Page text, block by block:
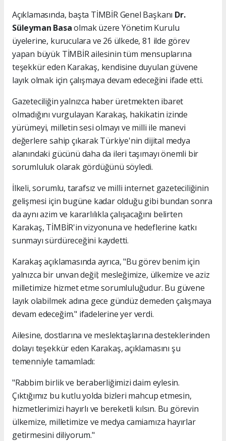
Açıklamasında, başta TİMBİR Genel Başkanı Dr.
Süleyman Basaolmak üzere Yönetim Kurulu
üyelerine, kuruculara ve 26 ülkede, 81 ilde görev
yapan büyük TİMBİR ailesinin tüm mensuplarına
teşekkür eden Karakaş, kendisine duyulan güvene
layık olmak için çalışmaya devam edeceğini ifade etti.
Gazeteciliğin yalnızca haber üretmekten ibaret
olmadığını vurgulayan Karakaş, hakikatin izinde
yürümeyi, milletin sesi olmayı ve milli ile manevi
değerlere sahip çıkarak Türkiye'nin dijital medya
alanındaki gücünü daha da ileri taşımayı önemli bir
sorumluluk olarak gördüğünü söyledi.
İlkeli, sorumlu, tarafsız ve milli internet gazeteciliğinin
gelişmesi için bugüne kadar olduğu gibi bundan sonra
da aynı azim ve kararlılıkla çalışacağını belirten
Karakaş, TİMBİR'in vizyonuna ve hedeflerine katkı
sunmayı sürdüreceğini kaydetti.
Karakaş açıklamasında ayrıca, "Bu görev benim için
yalnızca bir unvan değil; mesleğimize, ülkemize ve aziz
milletimize hizmet etme sorumluluğudur. Bu güvene
layık olabilmek adına gece gündüz demeden çalışmaya
devam edeceğim." ifadelerine yer verdi.
Ailesine, dostlarına ve meslektaşlarına desteklerinden
dolayı teşekkür eden Karakaş, açıklamasını şu
temenniyle tamamladı:
"Rabbim birlik ve beraberliğimizi daim eylesin.
Çıktığımız bu kutlu yolda bizleri mahcup etmesin,
hizmetlerimizi hayırlı ve bereketli kılsın. Bu görevin
ülkemize, milletimize ve medya camiamıza hayırlar
getirmesini diliyorum."